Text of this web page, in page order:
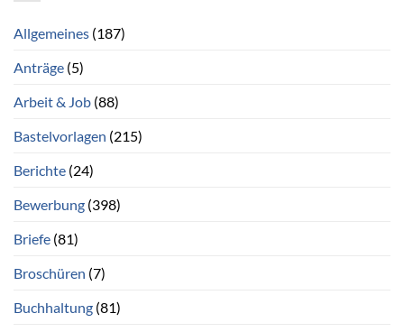
Allgemeines (187)
Anträge (5)
Arbeit & Job (88)
Bastelvorlagen (215)
Berichte (24)
Bewerbung (398)
Briefe (81)
Broschüren (7)
Buchhaltung (81)